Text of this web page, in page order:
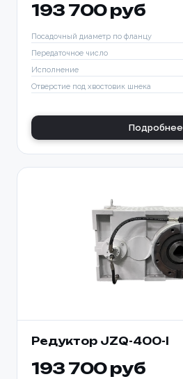
193 700 руб
Посадочный диаметр по фланцу
Передаточное число
Исполнение
Отверстие под хвостовик шнека
Подробнее
Редуктор JZQ-400-I
193 700 руб